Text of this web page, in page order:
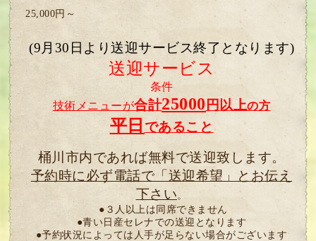
25,000円～
(9 月30日より送迎サービス終了となります)
送迎サービス
条件
技術メニューが合計25000 円以上の方
平日 であること
桶川市内であれば無料で送迎致します。
予約時に必ず電話で「送迎希望」とお伝え
下さい 。
●３人以上は同席できません
●青い日産セレナでの送迎となります
●予約状況によっては人手が足らない場合がございます